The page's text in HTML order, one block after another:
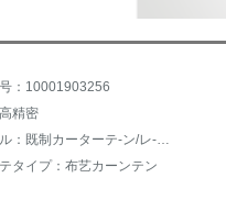
：10001903256
精密
ジャンル：既制カーターテ-ン/レ-スカーンテ-ン
タイプ：布艺カーンテン